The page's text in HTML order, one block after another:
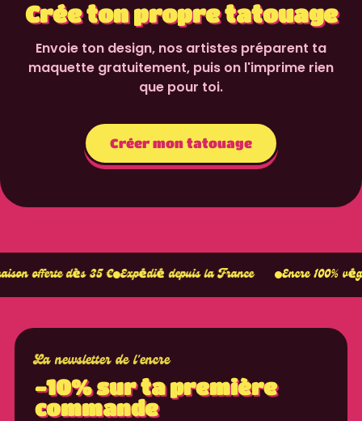
Crée ton propre tatouage
Envoie ton design, nos artistes préparent ta
maquette gratuitement, puis on l'imprime rien
que pour toi.
Créer mon tatouage
35 € Expédié depuis la France Encre 100% végétale Tient
La newsletter de l'encre
-10% sur ta première
commande